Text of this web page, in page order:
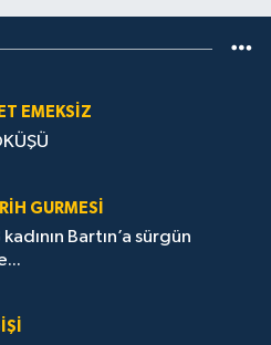
EMEKSİZ
GURMESI
Bartın’a sürgün